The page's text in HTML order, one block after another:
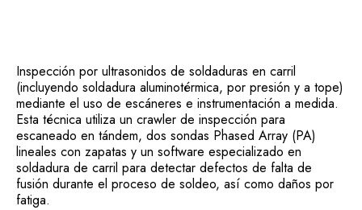
Inspección por ultrasonidos de soldaduras en carril
(incluyendo soldadura aluminotérmica, por presión y a tope)
mediante el uso de escáneres e instrumentación a medida.
Esta técnica utiliza un crawler de inspección para
escaneado en tándem, dos sondas Phased Array (PA)
lineales con zapatas y un software especializado en
soldadura de carril para detectar defectos de falta de
fusión durante el proceso de soldeo, así como daños por
fatiga.